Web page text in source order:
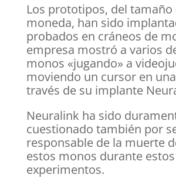
Los prototipos, del tamaño
moneda, han sido
probados en cráneos de
empresa mostró a varios
monos «jugando» a
moviendo un cursor en
través de su implante
Neuralink ha sido
cuestionado también por
responsable de la muerte
estos monos durante estos
experimentos.